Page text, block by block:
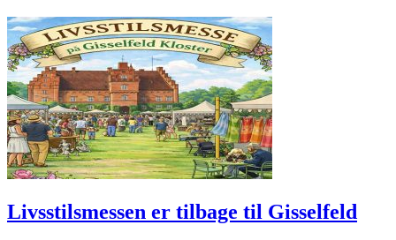
Livsstilsmessen er tilbage til Gisselfeld